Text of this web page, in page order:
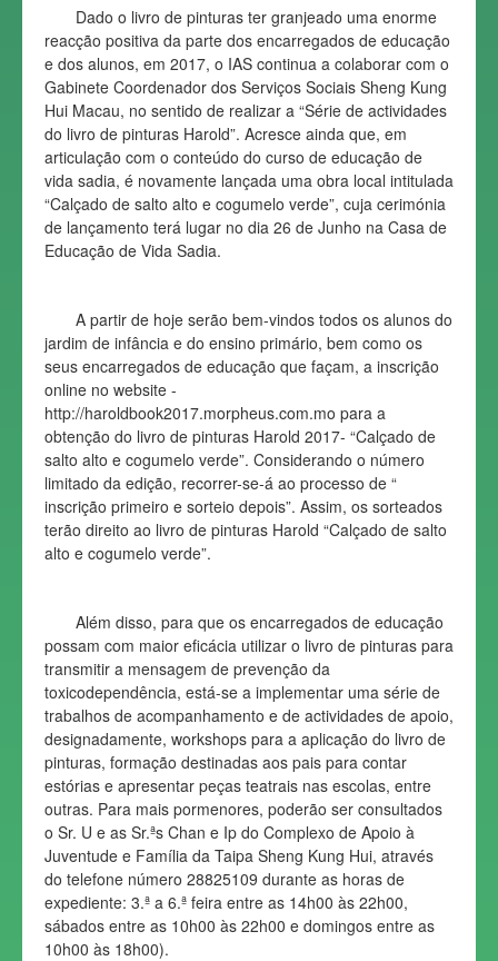
Dado o livro de pinturas ter granjeado uma enorme
reacção positiva da parte dos encarregados de educação
e dos alunos, em 2017, o IAS continua a colaborar com o
Gabinete Coordenador dos Serviços Sociais Sheng Kung
Hui Macau, no sentido de realizar a “Série de actividades
do livro de pinturas Harold”. Acresce ainda que, em
articulação com o conteúdo do curso de educação de
vida sadia, é novamente lançada uma obra local intitulada
“Calçado de salto alto e cogumelo verde”, cuja cerimónia
de lançamento terá lugar no dia 26 de Junho na Casa de
Educação de Vida Sadia.
A partir de hoje serão bem-vindos todos os alunos do
jardim de infância e do ensino primário, bem como os
seus encarregados de educação que façam, a inscrição
online no website -
http://haroldbook2017.morpheus.com.mo para a
obtenção do livro de pinturas Harold 2017- “Calçado de
salto alto e cogumelo verde”. Considerando o número
limitado da edição, recorrer-se-á ao processo de “
inscrição primeiro e sorteio depois”. Assim, os sorteados
terão direito ao livro de pinturas Harold “Calçado de salto
alto e cogumelo verde”.
Além disso, para que os encarregados de educação
possam com maior eficácia utilizar o livro de pinturas para
transmitir a mensagem de prevenção da
toxicodependência, está-se a implementar uma série de
trabalhos de acompanhamento e de actividades de apoio,
designadamente, workshops para a aplicação do livro de
pinturas, formação destinadas aos pais para contar
estórias e apresentar peças teatrais nas escolas, entre
outras. Para mais pormenores, poderão ser consultados
o Sr. U e as Sr.ªs Chan e Ip do Complexo de Apoio à
Juventude e Família da Taipa Sheng Kung Hui, através
do telefone número 28825109 durante as horas de
expediente: 3.ª a 6.ª feira entre as 14h00 às 22h00,
sábados entre as 10h00 às 22h00 e domingos entre as
10h00 às 18h00).